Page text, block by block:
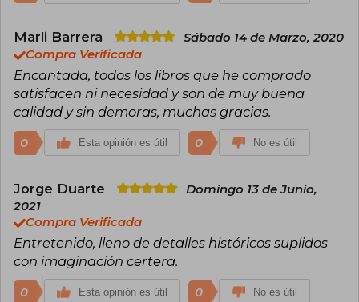
Marli Barrera
Sábado 14 de Marzo, 2020
Compra Verificada
Encantada, todos los libros que he comprado
satisfacen ni necesidad y son de muy buena
calidad y sin demoras, muchas gracias.
0 Esta opinión es útil 0 No es útil
Jorge Duarte
Domingo 13 de Junio,
2021
Compra Verificada
Entretenido, lleno de detalles históricos suplidos
con imaginación certera.
0 Esta opinión es útil 0 No es útil